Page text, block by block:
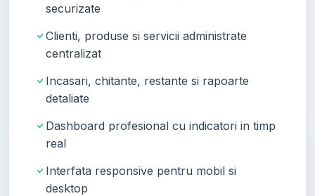
securizate
Clienti, produse si servicii administrate
centralizat
Incasari, chitante, restante si rapoarte
detaliate
Dashboard profesional cu indicatori in timp
real
Interfata responsive pentru mobil si
desktop